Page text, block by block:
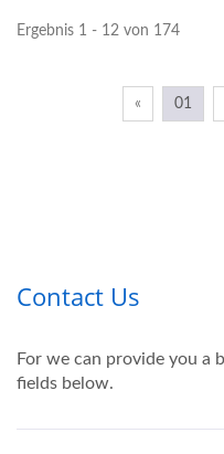
Ergebnis 1 - 12 von 174
« 01